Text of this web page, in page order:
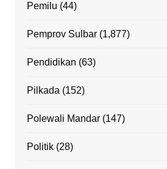
Pemilu (44)
Pemprov Sulbar(1,877)
Pendidikan (63)
Pilkada (152)
Polewali Mandar(147)
Politik(28)